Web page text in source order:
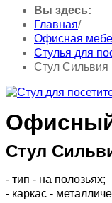
Вы здесь:
Главная/
Офисная
Стулья для
Стул
Офисный
Стул
- тип - на полозьях;
- каркас -